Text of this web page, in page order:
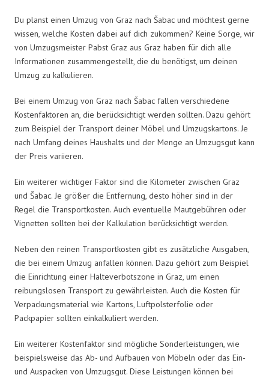
Du planst einen Umzug von Graz nach Šabac und möchtest gerne
wissen, welche Kosten dabei auf dich zukommen? Keine Sorge, wir
von Umzugsmeister Pabst Graz aus Graz haben für dich alle
Informationen zusammengestellt, die du benötigst, um deinen
Umzug zu kalkulieren.
Bei einem Umzug von Graz nach Šabac fallen verschiedene
Kostenfaktoren an, die berücksichtigt werden sollten. Dazu gehört
zum Beispiel der Transport deiner Möbel und Umzugskartons. Je
nach Umfang deines Haushalts und der Menge an Umzugsgut kann
der Preis variieren.
Ein weiterer wichtiger Faktor sind die Kilometer zwischen Graz
und Šabac. Je größer die Entfernung, desto höher sind in der
Regel die Transportkosten. Auch eventuelle Mautgebühren oder
Vignetten sollten bei der Kalkulation berücksichtigt werden.
Neben den reinen Transportkosten gibt es zusätzliche Ausgaben,
die bei einem Umzug anfallen können. Dazu gehört zum Beispiel
die Einrichtung einer Halteverbotszone in Graz, um einen
reibungslosen Transport zu gewährleisten. Auch die Kosten für
Verpackungsmaterial wie Kartons, Luftpolsterfolie oder
Packpapier sollten einkalkuliert werden.
Ein weiterer Kostenfaktor sind mögliche Sonderleistungen, wie
beispielsweise das Ab- und Aufbauen von Möbeln oder das Ein-
und Auspacken von Umzugsgut. Diese Leistungen können bei